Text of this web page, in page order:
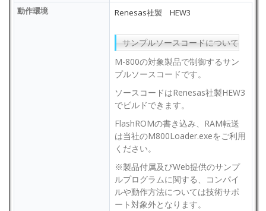
動作環境
Renesas社製 HEW3
サンプルソースコードについて
M-800の対象製品で制御するサン
プルソースコードです。
ソースコードはRenesas社製HEW3
でビルドできます。
FlashROMの書き込み、RAM転送
は当社のM800Loader.exeをご利用
ください。
※製品付属及びWeb提供のサンプ
ルプログラムに関する、コンパイ
ルや動作方法については技術サポ
ート対象外となります。